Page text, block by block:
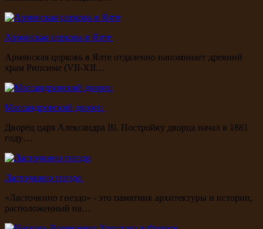
Армянская церковь в Ялте
Армянская церковь в Ялте отдаленно напоминает древний
храм Рипсиме (VII-XII…
Массандровский дворец
Дворец царя Александра III. Постройку дворца начал в 1881
году…
Ласточкино гнездо
«Ласточкино гнездо» - это памятник архитектуры и истории,
расположенный на…